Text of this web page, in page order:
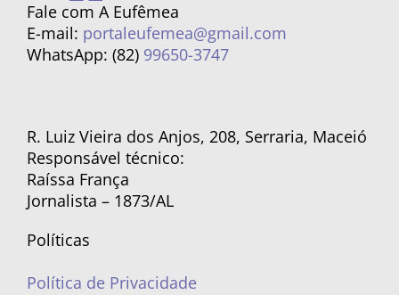
Fale com A Eufêmea
E-mail: portaleufemea@gmail.com
WhatsApp: (82) 99650-3747
R. Luiz Vieira dos Anjos, 208, Serraria, Maceió
Responsável técnico:
Raíssa França
Jornalista – 1873/AL
Políticas
Política de Privacidade